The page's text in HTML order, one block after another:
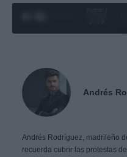
Andrés
Andrés Rodríguez, madrileño
recuerda cubrir las protestas